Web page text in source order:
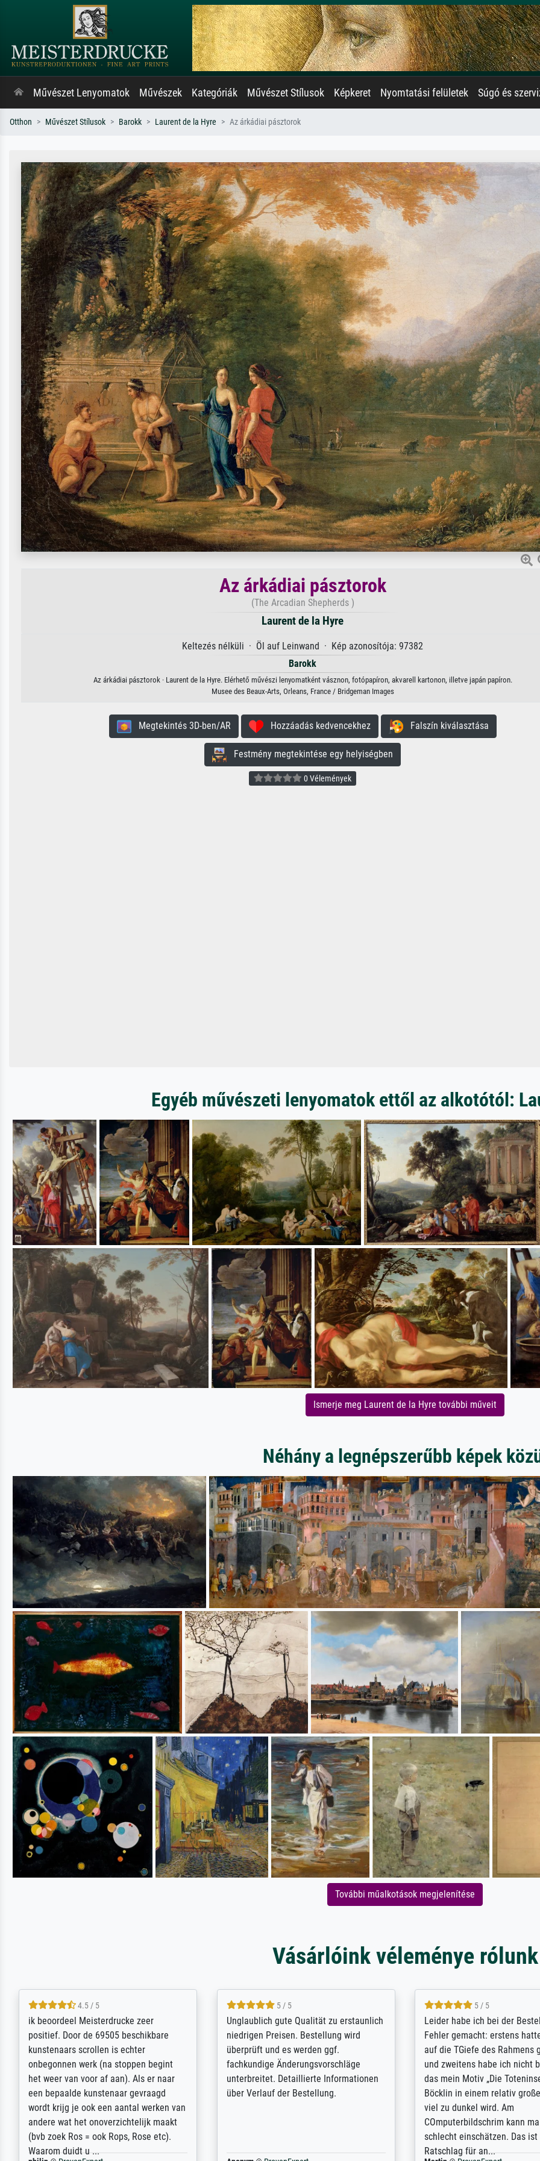
Művészet Lenyomatok Művészek Kategóriák Művészet Stílusok Képkeret Nyomtatási felületek Súgó és
Otthon Művészet Stílusok Barokk Laurent de la Hyre Az árkádiai pásztorok
Az árkádiai pásztorok
(The Arcadian Shepherds )
Laurent de la Hyre
Keltezés nélküli · Öl auf Leinwand · Kép azonosítója: 97382
Barokk
Az árkádiai pásztorok · Laurent de la Hyre. Elérhető művészi lenyomatként vásznon, fotópapíron, akvarell kartonon, illetve japán papíron.
Musee des Beaux-Arts, Orleans, France / Bridgeman Images
Megtekintés 3D-ben/AR Hozzáadás kedvencekhez Falszín kiválasztása
Festmény megtekintése egy helyiségben
0 Vélemények
Egyéb művészeti lenyomatok ettől az alkotótól:
Ismerje meg Laurent de la Hyre további műveit
Néhány a legnépszerűbb képek
További műalkotások megjelenítése
Vásárlóink véleménye rólunk
5 / 5
Die Zufriedenheit ist auch nicht dadurch
getrübt, dass das Bild entgegen einer
angegebenen Lieferanschrift (sollte
eine Überraschung für die normannische
Ehefrau sein zum Hochzeits- gleichzeitig
auch Geburtstag sein) doch nach zu
Hause zugestellt wurde.
5 / 5
Excellent / Highly recommended. The
selection, ordering and payment process
were easy, shipping was efficient and
the item itself exceeds expectations. I
am based in the UK and found the site
searching for a specific print - I am very
5 / 5
The team at Meisterdrucke
meet its clients demands,
expert advice on how to
results for the prints
client. The company has a
repertoire of prints to
will provide excellent service
regards to prints which are
repertoire. Highly